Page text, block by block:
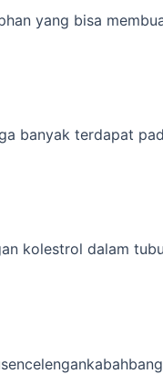
yang bisa
banyak terdapat
kolestrol dalam